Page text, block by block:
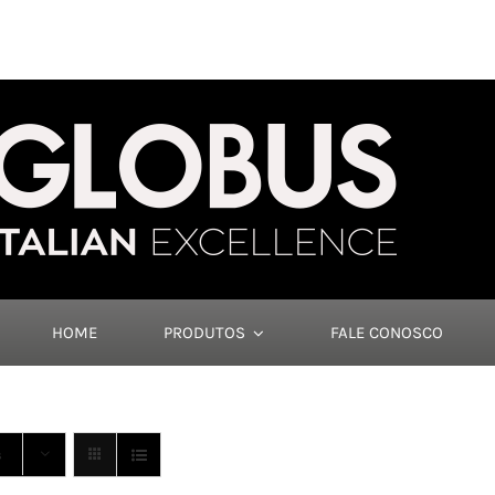
HOME PRODUTOS FALE CONOSCO